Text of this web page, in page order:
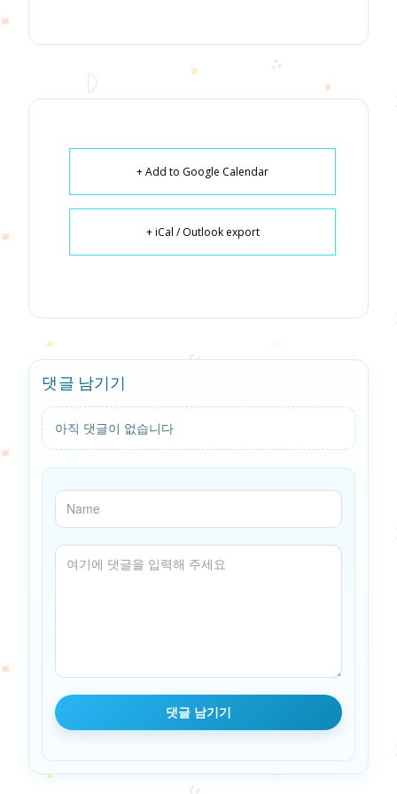
+ Add to Google Calendar
+ iCal / Outlook export
댓글 남기기
아직 댓글이 없습니다